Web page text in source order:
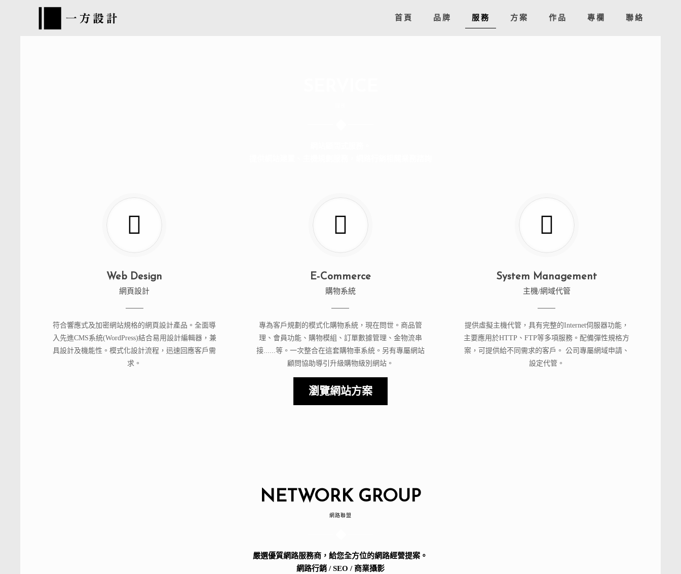
首頁 品牌 服務 方案 作品 專欄 聯絡
Web Design
網頁設計
符合響應式及加密網站規格的網頁設計產品。全面導
入先進CMS系統(WordPress)結合易用設計編輯器，兼
具設計及機能性。模式化設計流程，迅速回應客戶需
求。
E-Commerce
購物系統
專為客戶規劃的模式化購物系統，現在問世。商品管
理、會員功能、購物模組、訂單數據管理、金物流串
接......等。一次整合在這套購物車系統。另有專屬網站
顧問協助導引升級購物級別網站。
System Management
主機/網域代管
提供虛擬主機代管，具有完整的Internet伺服器功能，
主要應用於HTTP、FTP等多項服務。配備彈性規格方
案，可提供給不同需求的客戶。 公司專屬網域申請、
設定代管。
瀏覽網站方案
NETWORK GROUP
網路聯盟
嚴選優質網路服務商，給您全方位的網路經營提案。
網路行銷 / SEO / 商業攝影